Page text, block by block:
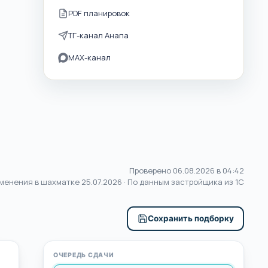
PDF планировок
ТГ-канал Анапа
MAX-канал
Проверено 06.08.2026 в 04:42
в шахматке 25.07.2026 · По данным застройщика из 1С
Сохранить подборку
ОЧЕРЕДЬ СДАЧИ